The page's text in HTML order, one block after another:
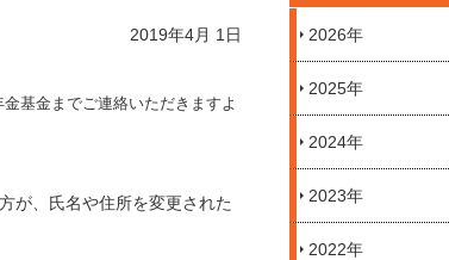
2019年4月 1日
基金までご連絡いただきますよ
が、氏名や住所を変更された
2026年
2025年
2024年
2023年
2022年